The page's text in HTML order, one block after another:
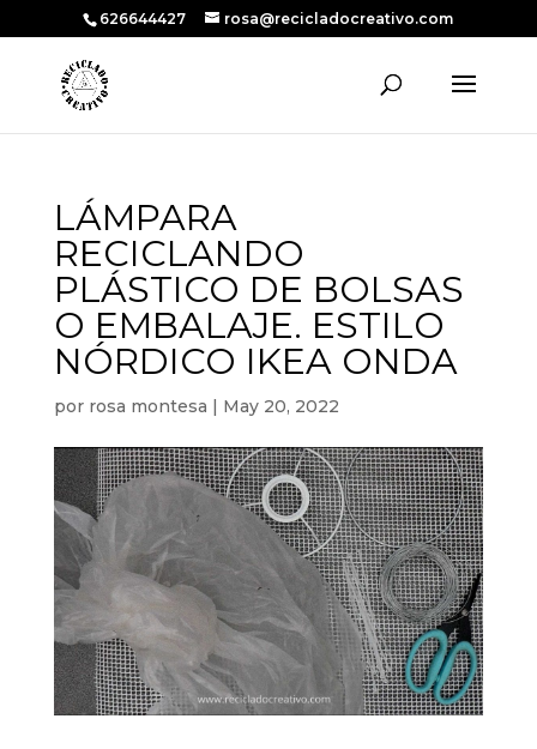
626644427 rosa@recicladocreativo.com
LÁMPARA
RECICLANDO
PLÁSTICO DE BOLSAS
O EMBALAJE. ESTILO
NÓRDICO IKEA ONDA
por rosa montesa | May 20, 2022